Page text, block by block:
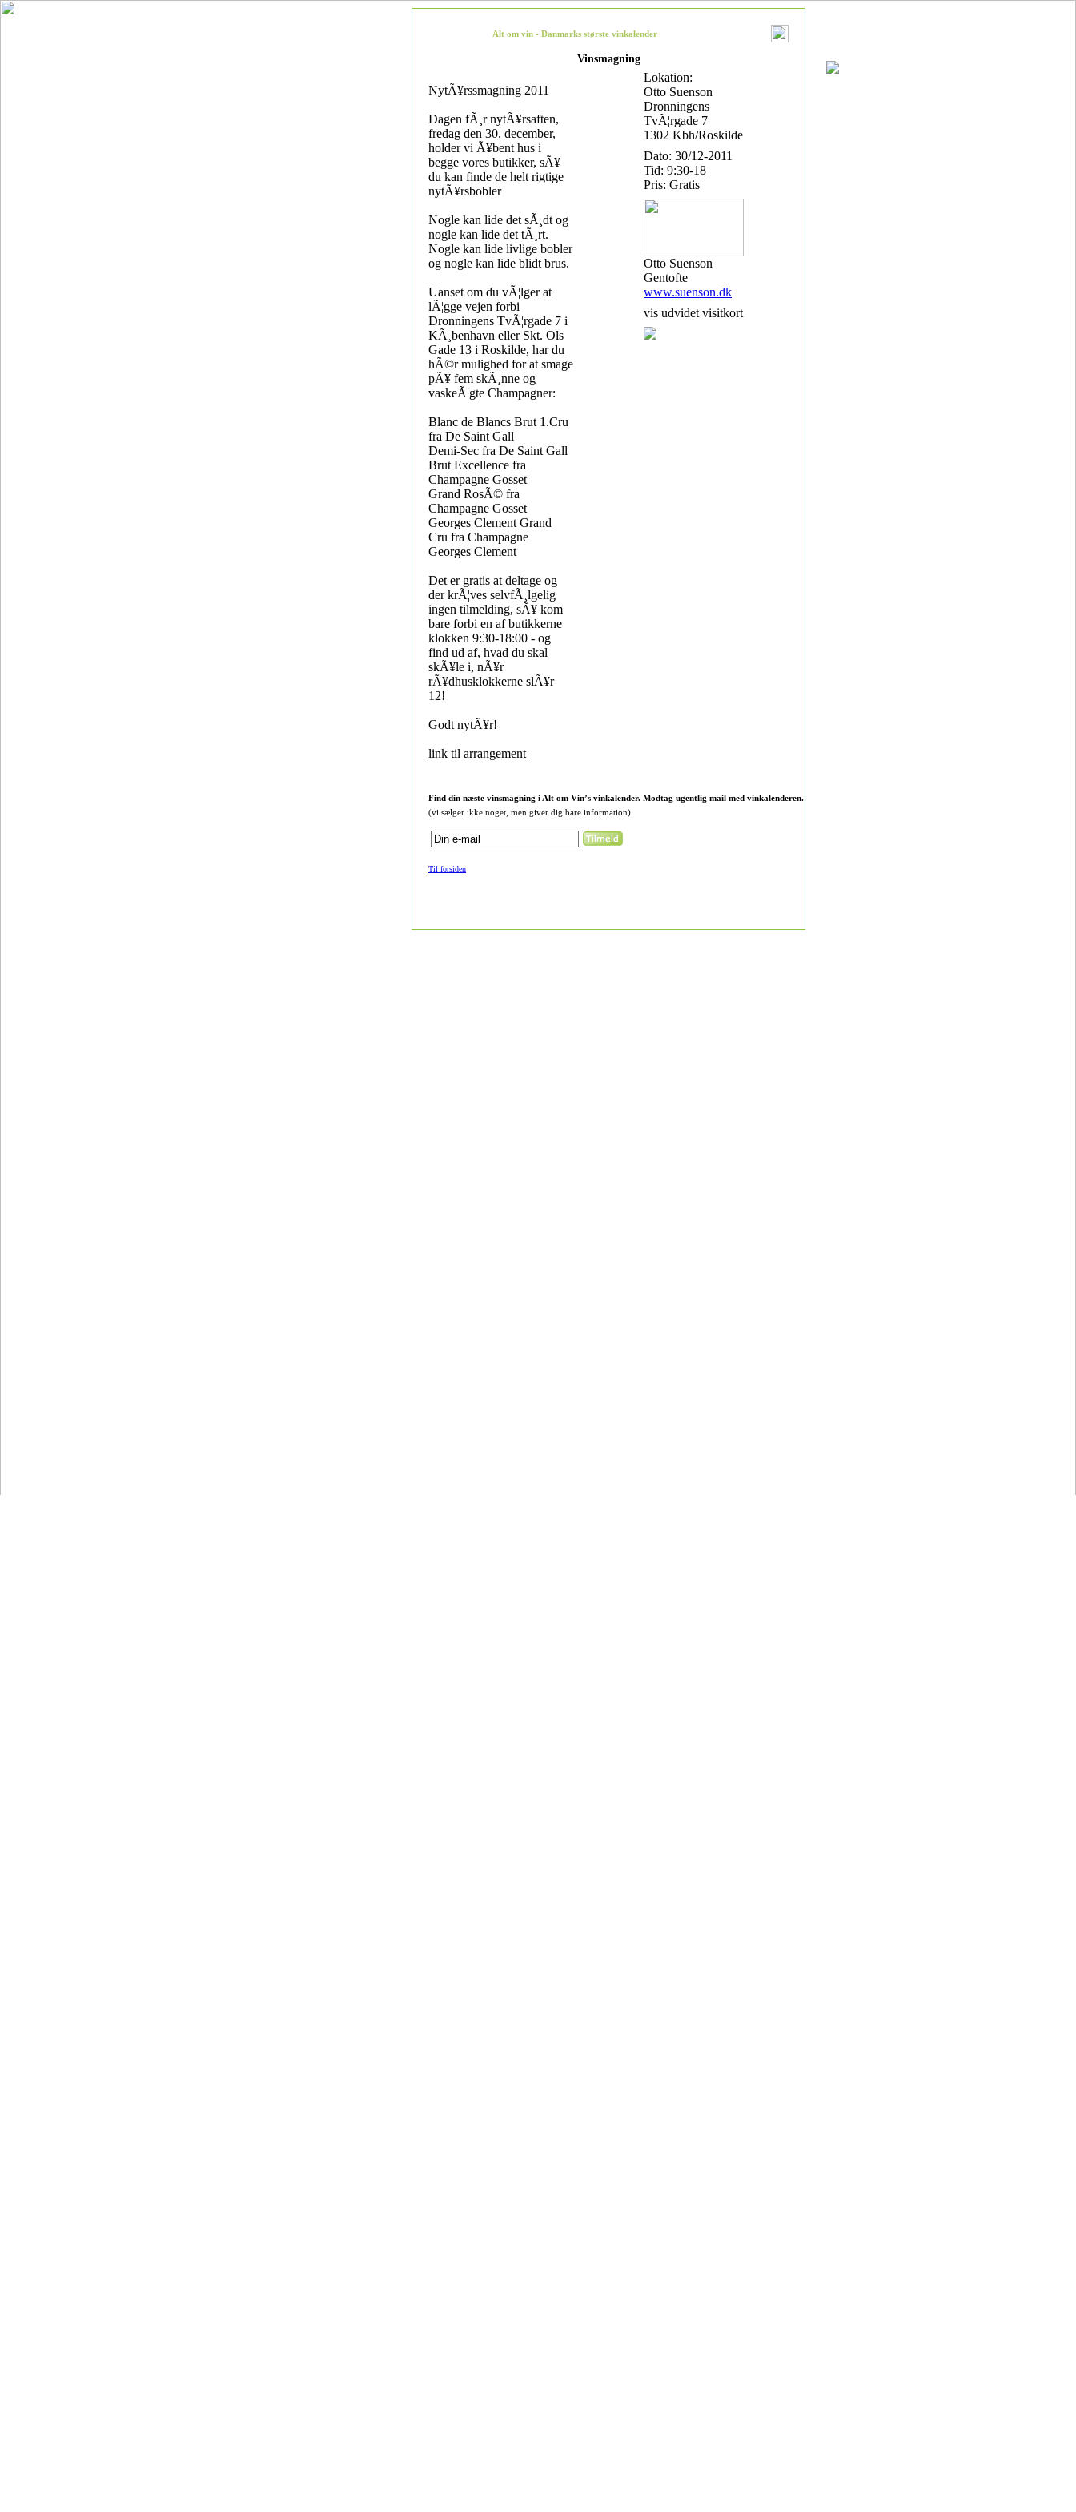
Alt om vin - Danmarks største vinkalender
Vinsmagning
NytÃ¥rssmagning 2011
Dagen fÃ¸r nytÃ¥rsaften,
fredag den 30. december,
holder vi Ã¥bent hus i
begge vores butikker, sÃ¥
du kan finde de helt rigtige
nytÃ¥rsbobler
Nogle kan lide det sÃ¸dt og
nogle kan lide det tÃ¸rt.
Nogle kan lide livlige bobler
og nogle kan lide blidt brus.
Uanset om du vÃ¦lger at
lÃ¦gge vejen forbi
Dronningens TvÃ¦rgade 7 i
KÃ¸benhavn eller Skt. Ols
Gade 13 i Roskilde, har du
hÃ©r mulighed for at smage
pÃ¥ fem skÃ¸nne og
vaskeÃ¦gte Champagner:
Blanc de Blancs Brut 1.Cru
fra De Saint Gall
Demi-Sec fra De Saint Gall
Brut Excellence fra
Champagne Gosset
Grand RosÃ© fra
Champagne Gosset
Georges Clement Grand
Cru fra Champagne
Georges Clement
Det er gratis at deltage og
der krÃ¦ves selvfÃ¸lgelig
ingen tilmelding, sÃ¥ kom
bare forbi en af butikkerne
klokken 9:30-18:00 - og
find ud af, hvad du skal
skÃ¥le i, nÃ¥r
rÃ¥dhusklokkerne slÃ¥r
12!
Godt nytÃ¥r!
link til arrangement
Lokation:
Otto Suenson
Dronningens
TvÃ¦rgade 7
1302 Kbh/Roskilde
Dato: 30/12-2011
Tid: 9:30-18
Pris: Gratis
Otto Suenson
Gentofte
www.suenson.dk
vis udvidet visitkort
Find din næste vinsmagning i Alt om Vin’s vinkalender. Modtag ugentlig mail med vinkalenderen.
(vi sælger ikke noget, men giver dig bare information).
Til forsiden